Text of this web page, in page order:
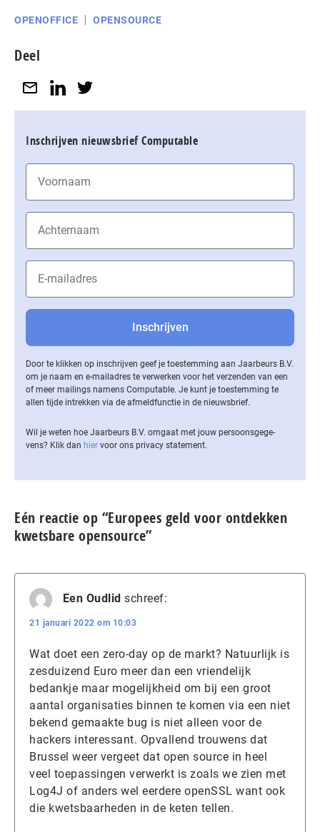
OPENOFFICE OPENSOURCE
Deel
Inschrijven nieuwsbrief Computable
Door te klikken op inschrijven geef je toestemming aan Jaarbeurs B.V.
om je naam en e-mailadres te verwerken voor het verzenden van een
of meer mailings namens Computable. Je kunt je toestemming te
allen tijde intrekken via de af­meld­func­tie in de nieuwsbrief.
Wil je weten hoe Jaarbeurs B.V. omgaat met jouw per­soons­ge­ge­
vens? Klik dan hier voor ons privacy statement.
Eén reactie op “Europees geld voor ontdekken
kwetsbare opensource”
Een Oudlid schreef:
21 januari 2022 om 10:03
Wat doet een zero-day op de markt? Natuurlijk is
zesduizend Euro meer dan een vriendelijk
bedankje maar mogelijkheid om bij een groot
aantal organisaties binnen te komen via een niet
bekend gemaakte bug is niet alleen voor de
hackers interessant. Opvallend trouwens dat
Brussel weer vergeet dat open source in heel
veel toepassingen verwerkt is zoals we zien met
Log4J of anders wel eerdere openSSL want ook
die kwetsbaarheden in de keten tellen.